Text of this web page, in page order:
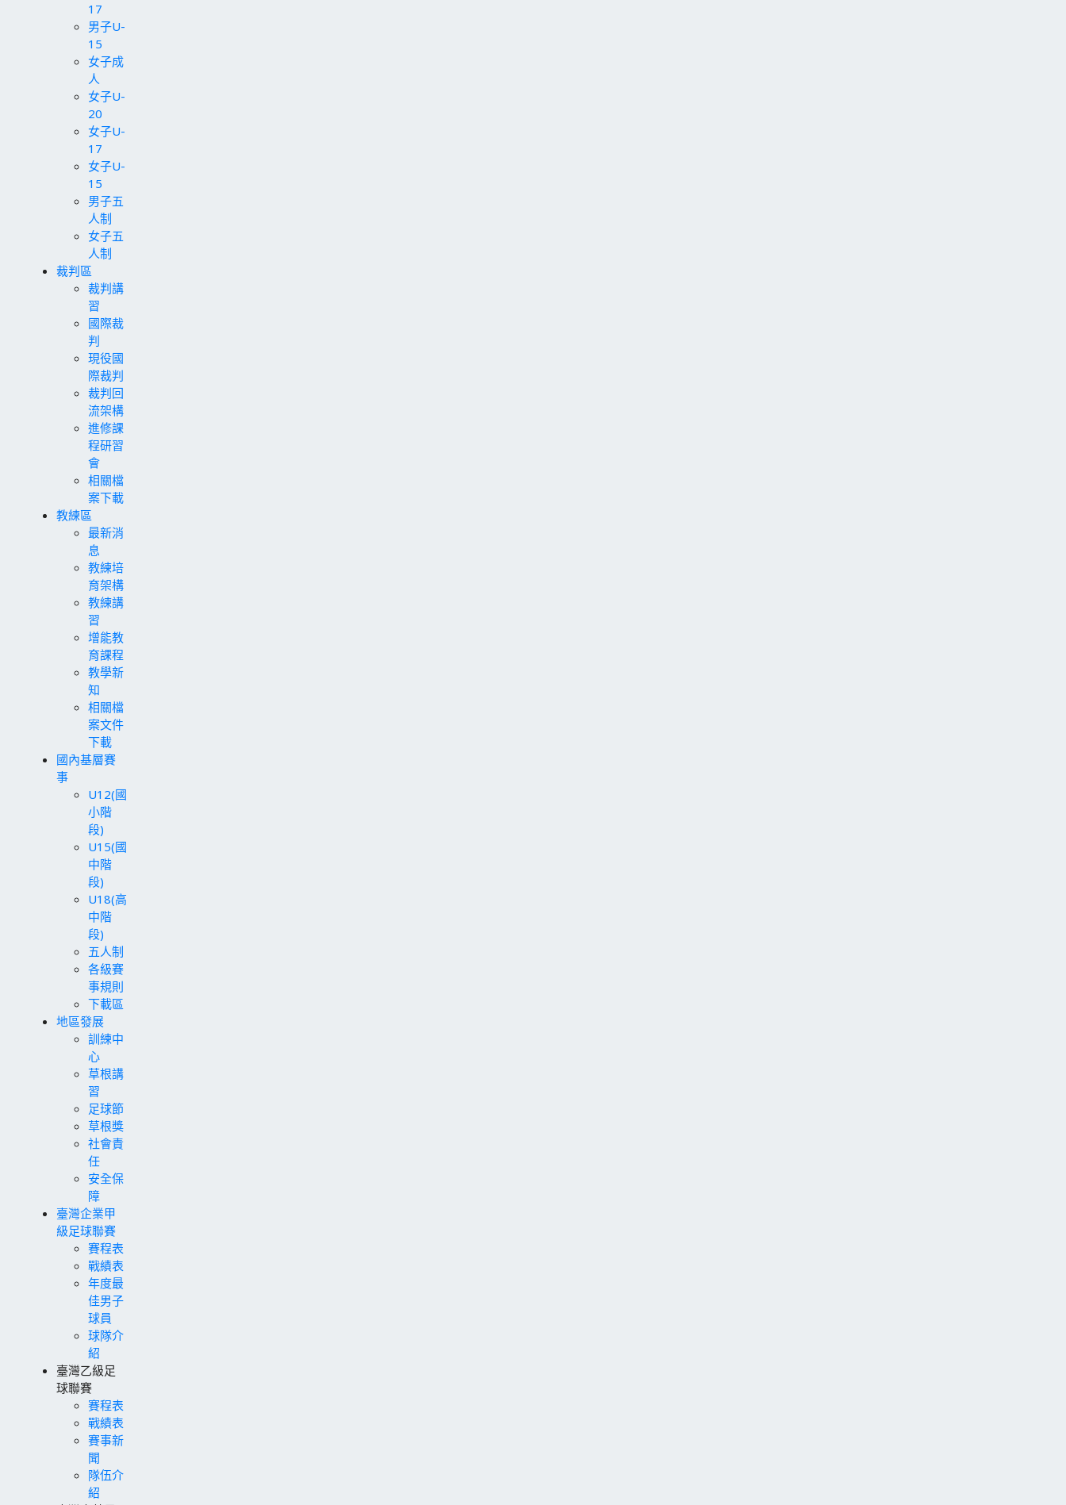
17
男子U-
15
女子成
人
女子U-
20
女子U-
17
女子U-
15
男子五
人制
女子五
人制
裁判區
裁判講
習
國際裁
判
現役國
際裁判
裁判回
流架構
進修課
程研習
會
相關檔
案下載
教練區
最新消
息
教練培
育架構
教練講
習
增能教
育課程
教學新
知
相關檔
案文件
下載
國內基層賽
事
U12(國
小階
段)
U15(國
中階
段)
U18(高
中階
段)
五人制
各級賽
事規則
下載區
地區發展
訓練中
心
草根講
習
足球節
草根獎
社會責
任
安全保
障
臺灣企業甲
級足球聯賽
賽程表
戰績表
年度最
佳男子
球員
球隊介
紹
臺灣乙級足
球聯賽
賽程表
戰績表
賽事新
聞
隊伍介
紹